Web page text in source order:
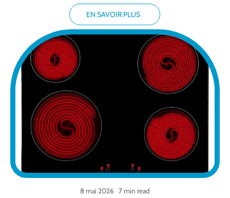
EN SAVOIR PLUS
8 mai 2026 7 min read